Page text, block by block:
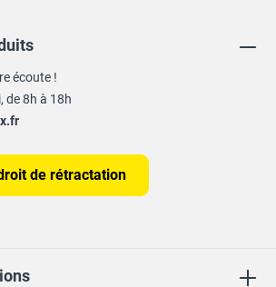
écoute !
de 8h à 18h
de rétractation